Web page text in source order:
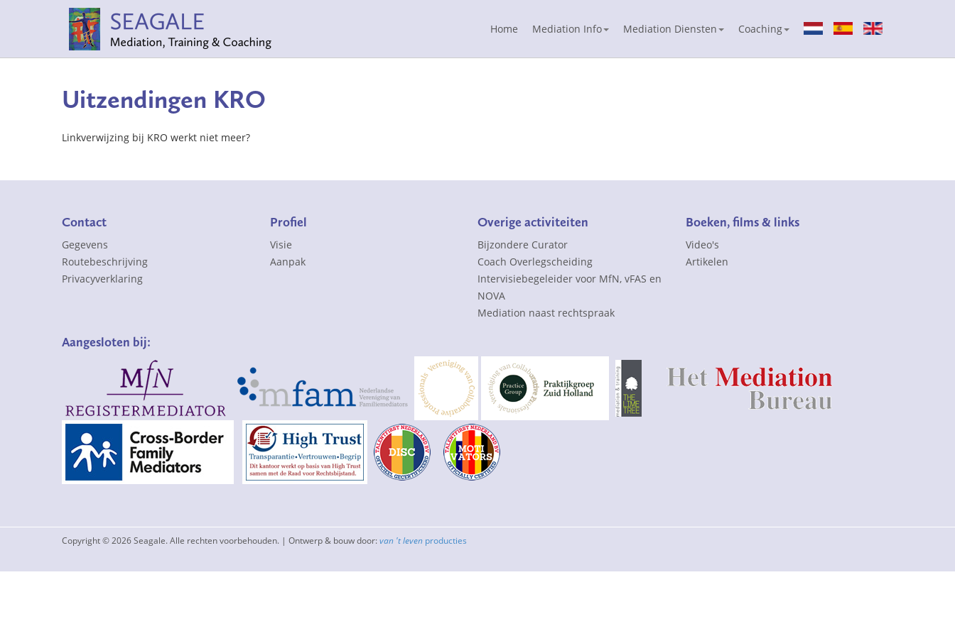
Home Mediation Info Mediation Diensten Coaching
Uitzendingen KRO
Linkverwijzing bij KRO werkt niet meer?
Contact
Gegevens
Routebeschrijving
Privacyverklaring
Profiel
Visie
Aanpak
Overige activiteiten
Bijzondere Curator
Coach Overlegscheiding
Intervisiebegeleider voor MfN, vFAS en
NOVA
Mediation naast rechtspraak
Boeken, films & links
Video's
Artikelen
Aangesloten bij:
Copyright © 2026 Seagale. Alle rechten voorbehouden. | Ontwerp & bouw door:van 't leven producties